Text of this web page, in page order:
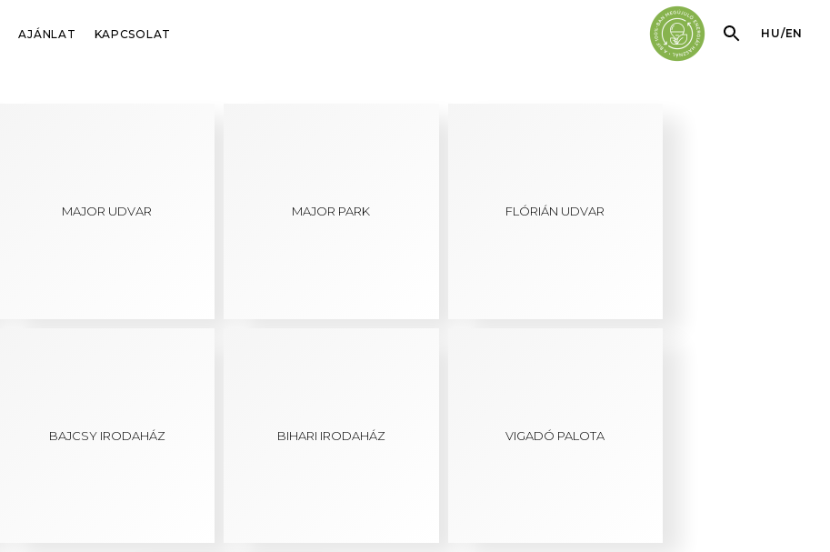
AJÁNLAT KAPCSOLAT HU/EN
MAJOR UDVAR MAJOR PARK FLÓRIÁN UDVAR
BAJCSY IRODAHÁZ BIHARI IRODAHÁZ VIGADÓ PALOTA